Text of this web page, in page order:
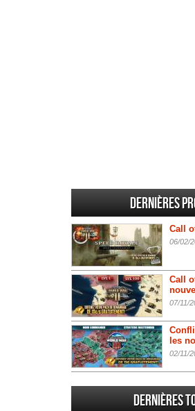
Dernières
Call
06/02/
Call
07/11/
les
02/11/
Dernières